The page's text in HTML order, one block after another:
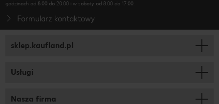
godzinach od 8.00 do 20.00 i w soboty od 8.00 do 17.00.
Formularz kontaktowy
sklep.kaufland.pl
Usługi
Nasza firma